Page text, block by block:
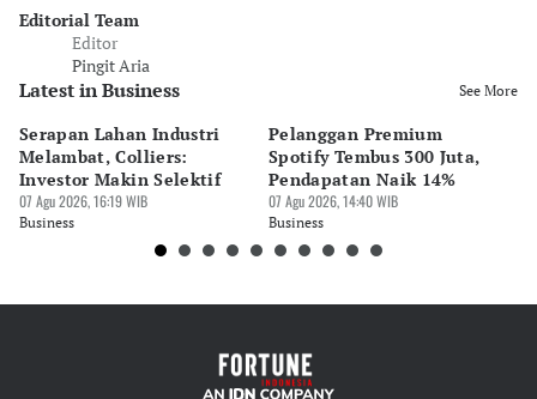
Editorial Team
Editor
Pingit Aria
Latest in Business See More
Serapan Lahan Industri
Melambat, Colliers:
Investor Makin Selektif
07 Agu 2026, 16:19 WIB
Business
Pelanggan Premium
Spotify Tembus 300 Juta,
Pendapatan Naik 14%
07 Agu 2026, 14:40 WIB
Business